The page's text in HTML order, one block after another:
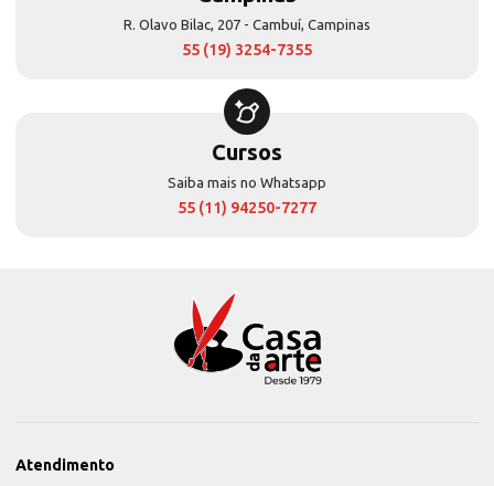
R. Olavo Bilac, 207 - Cambuí, Campinas
55 (19) 3254-7355
Cursos
Saiba mais no Whatsapp
55 (11) 94250-7277
Atendimento